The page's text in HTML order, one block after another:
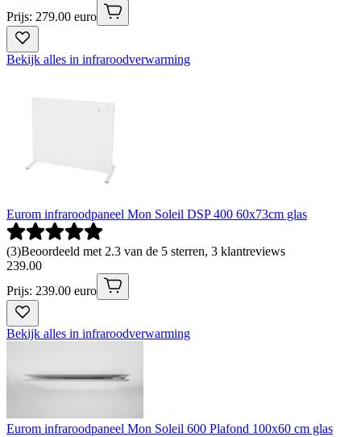
Prijs: 279.00 euro
Bekijk alles in infraroodverwarming
Eurom infraroodpaneel Mon Soleil DSP 400 60x73cm glas
(3)Beoordeeld met 2.3 van de 5 sterren, 3 klantreviews
239.00
Prijs: 239.00 euro
Bekijk alles in infraroodverwarming
Eurom infraroodpaneel Mon Soleil 600 Plafond 100x60 cm glas